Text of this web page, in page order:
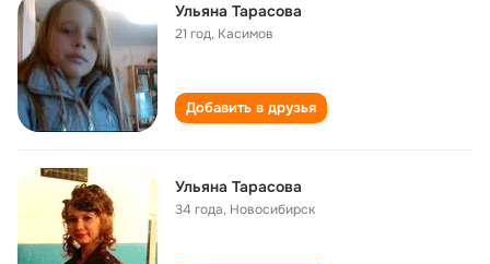
Ульяна Тарасова
21 год, Касимов
Добавить в друзья
Ульяна Тарасова
34 года, Новосибирск